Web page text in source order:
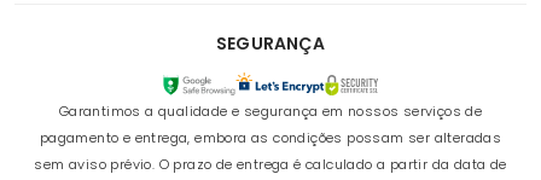
SEGURANÇA
Garantimos a qualidade e segurança em nossos serviços de
pagamento e entrega, embora as condições possam ser alteradas
sem aviso prévio. O prazo de entrega é calculado a partir da data de